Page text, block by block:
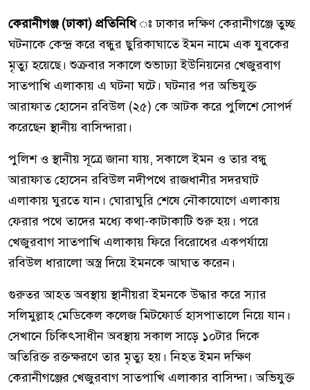
কেরানীগঞ্জ (ঢাকা) প্রতিনিধিঃ ঢাকার দক্ষিণ কেরানীগঞ্জে তুচ্ছ
ঘটনাকে কেন্দ্র করে বন্ধুর ছুরিকাঘাতে ইমন নামে এক যুবকের
মৃত্যু হয়েছে। শুক্রবার সকালে শুভাঢ্যা ইউনিয়নের খেজুরবাগ
সাতপাখি এলাকায় এ ঘটনা ঘটে। ঘটনার পর অভিযুক্ত
আরাফাত হোসেন রবিউল (২৫) কে আটক করে পুলিশে সোপর্দ
করেছেন স্থানীয় বাসিন্দারা।
পুলিশ ও স্থানীয় সূত্রে জানা যায়, সকালে ইমন ও তার বন্ধু
আরাফাত হোসেন রবিউল নদীপথে রাজধানীর সদরঘাট
এলাকায় ঘুরতে যান। ঘোরাঘুরি শেষে নৌকাযোগে এলাকায়
ফেরার পথে তাদের মধ্যে কথা-কাটাকাটি শুরু হয়। পরে
খেজুরবাগ সাতপাখি এলাকায় ফিরে বিরোধের একপর্যায়ে
রবিউল ধারালো অস্ত্র দিয়ে ইমনকে আঘাত করেন।
গুরুতর আহত অবস্থায় স্থানীয়রা ইমনকে উদ্ধার করে স্যার
সলিমুল্লাহ মেডিকেল কলেজ মিটফোর্ড হাসপাতালে নিয়ে যান।
সেখানে চিকিৎসাধীন অবস্থায় সকাল সাড়ে ১০টার দিকে
অতিরিক্ত রক্তক্ষরণে তার মৃত্যু হয়। নিহত ইমন দক্ষিণ
কেরানীগঞ্জের খেজুরবাগ সাতপাখি এলাকার বাসিন্দা। অভিযুক্ত